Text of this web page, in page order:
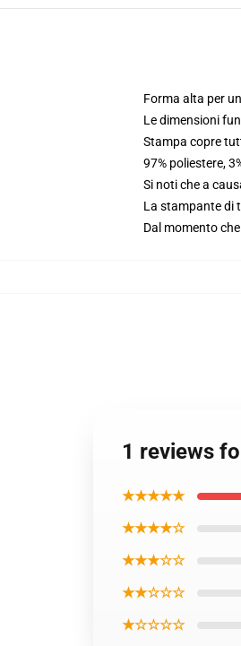
Forma alta per
Le dimensioni
Stampa copre
97% poliestere,
Si noti che a
La stampante di
Dal momento
1 reviews
★★★★★
★★★★☆
★★★☆☆
★★☆☆☆
★☆☆☆☆